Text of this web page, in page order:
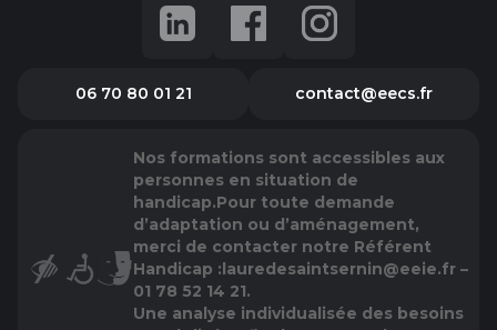
06 70 80 01 21 contact@eecs.fr
Nos formations sont accessibles aux
personnes en situation de
handicap.Pour toute demande
d’adaptation ou d’aménagement,
merci de contacter notre Référent
Handicap :lauredesaintsernin@eeie.fr –
01 78 52 14 21.
Une analyse individualisée des besoins